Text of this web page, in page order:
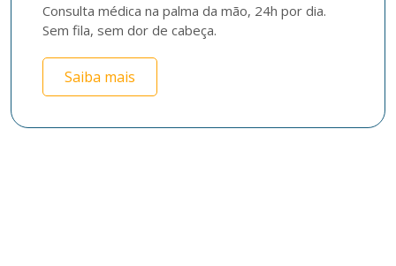
Consulta médica na palma da mão, 24h por dia.
Sem fila, sem dor de cabeça.
Saiba mais